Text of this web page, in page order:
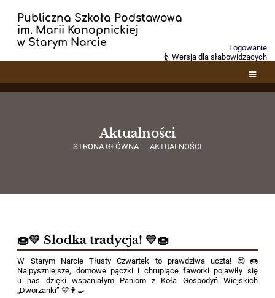
Publiczna Szkoła Podstawowa
im. Marii Konopnickiej
w Starym Narcie
Logowanie
Wersja dla słabowidzących
Aktualności
STRONA GŁÓWNA - AKTUALNOŚCI
🍩💛 Słodka tradycja! 💛🍩
W Starym Narcie Tłusty Czwartek to prawdziwa uczta! 😍🍩
Najpyszniejsze, domowe pączki i chrupiące faworki pojawiły się
u nas dzięki wspaniałym Paniom z Koła Gospodyń Wiejskich
„Dworzanki” 💛👩‍🍳